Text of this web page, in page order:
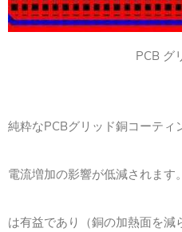
PCB グ
純粋なPCBグリッド銅コーティ
電流増加の影響が低減されます
は有益であり（銅の加熱面を